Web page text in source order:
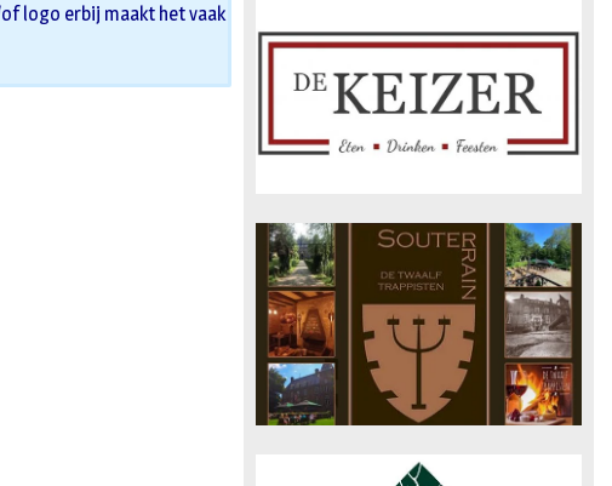
logo erbij maakt het vaak